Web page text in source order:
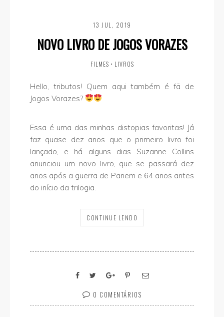
13 JUL, 2019
NOVO LIVRO DE JOGOS VORAZES
FILMES • LIVROS
Hello, tributos! Quem aqui também é fã de
Jogos Vorazes?
Essa é uma das minhas distopias favoritas! Já
faz quase dez anos que o primeiro livro foi
lançado, e há alguns dias Suzanne Collins
anunciou um novo livro, que se passará dez
anos após a guerra de Panem e 64 anos antes
do início da trilogia.
CONTINUE LENDO
0 COMENTÁRIOS